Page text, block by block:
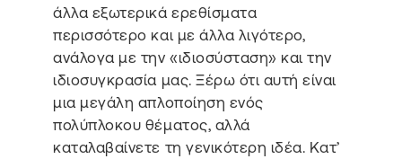
άλλα εξωτερικά ερεθίσματα
περισσότερο και με άλλα λιγότερο,
ανάλογα με την «ιδιοσύσταση» και την
ιδιοσυγκρασία μας. Ξέρω ότι αυτή είναι
μια μεγάλη απλοποίηση ενός
πολύπλοκου θέματος, αλλά
καταλαβαίνετε τη γενικότερη ιδέα. Κατ’